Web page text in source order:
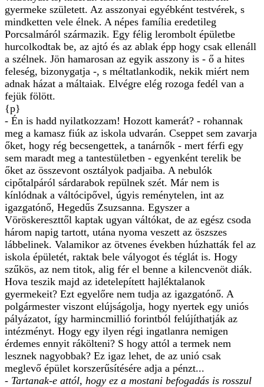
gyermeke született. Az asszonyai egyébként testvérek, s
mindketten vele élnek. A népes família eredetileg
Porcsalmáról származik. Egy félig lerombolt épületbe
hurcolkodtak be, az ajtó és az ablak épp hogy csak ellenáll
a szélnek. Jön hamarosan az egyik asszony is - ő a hites
feleség, bizonygatja -, s méltatlankodik, nekik miért nem
adnak házat a máltaiak. Elvégre elég rozoga fedél van a
fejük fölött.
{p}
- Én is hadd nyilatkozzam! Hozott kamerát? - rohannak
meg a kamasz fiúk az iskola udvarán. Cseppet sem zavarja
őket, hogy rég becsengettek, a tanárnők - mert férfi egy
sem maradt meg a tantestületben - egyenként terelik be
őket az összevont osztályok padjaiba. A nebulók
cipőtalpáról sárdarabok repülnek szét. Már nem is
kínlódnak a váltócipővel, úgyis reménytelen, int az
igazgatónő, Hegedűs Zsuzsanna. Egyszer a
Vöröskereszttől kaptak ugyan váltókat, de az egész csoda
három napig tartott, utána nyoma veszett az öszszes
lábbelinek. Valamikor az ötvenes években húzhatták fel az
iskola épületét, raktak bele vályogot és téglát is. Hogy
szűkös, az nem titok, alig fér el benne a kilencvenöt diák.
Hova teszik majd az idetelepített hajléktalanok
gyermekeit? Ezt egyelőre nem tudja az igazgatónő. A
polgármester viszont elújságolja, hogy nyertek egy uniós
pályázatot, így harmincmillió forintból felújíthatják az
intézményt. Hogy egy ilyen régi ingatlanra nemigen
érdemes ennyit rákölteni? S hogy attól a termek nem
lesznek nagyobbak? Ez igaz lehet, de az unió csak
meglevő épület korszerűsítésére adja a pénzt...
- Tartanak-e attól, hogy ez a mostani befogadás is rosszul